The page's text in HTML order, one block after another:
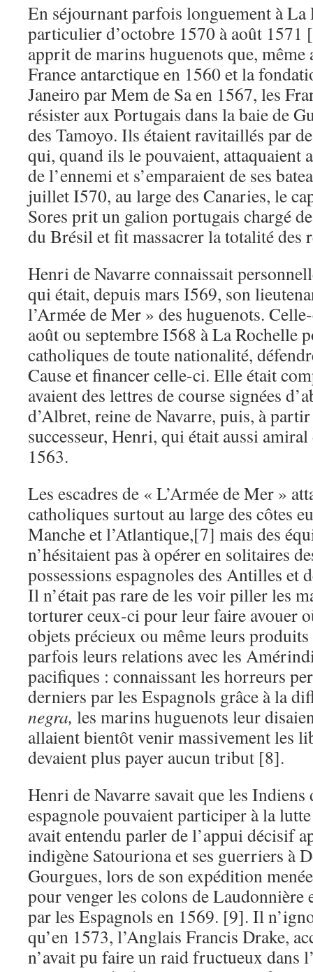
En séjournant parfois longuement à La
particulier d’octobre 1570 à août 1571
apprit de marins huguenots que, même
France antarctique en 1560 et la
Janeiro par Mem de Sa en 1567, les
résister aux Portugais dans la baie de
des Tamoyo. Ils étaient ravitaillés par
qui, quand ils le pouvaient, attaquaient
de l’ennemi et s’emparaient de ses
juillet I570, au large des Canaries, le
Sores prit un galion portugais chargé
du Brésil et fit massacrer la totalité des
Henri de Navarre connaissait
qui était, depuis mars I569, son
l’Armée de Mer » des huguenots.
août ou septembre I568 à La Rochelle
catholiques de toute nationalité,
Cause et financer celle-ci. Elle était
avaient des lettres de course signées
d’Albret, reine de Navarre, puis, à
successeur, Henri, qui était aussi
1563.
Les escadres de « L’Armée de Mer »
catholiques surtout au large des côtes
Manche et l’Atlantique,[7] mais des
n’hésitaient pas à opérer en solitaires
possessions espagnoles des Antilles et
Il n’était pas rare de les voir piller les
torturer ceux-ci pour leur faire avouer
objets précieux ou même leurs
parfois leurs relations avec les
pacifiques : connaissant les horreurs
derniers par les Espagnols grâce à la
negra, les marins huguenots leur
allaient bientôt venir massivement les
devaient plus payer aucun tribut [8].
Henri de Navarre savait que les Indiens
espagnole pouvaient participer à la
avait entendu parler de l’appui décisif
indigène Satouriona et ses guerriers à
Gourgues, lors de son expédition
pour venger les colons de Laudonnière
par les Espagnols en 1569. [9]. Il
qu’en 1573, l’Anglais Francis Drake,
n’avait pu faire un raid fructueux dans